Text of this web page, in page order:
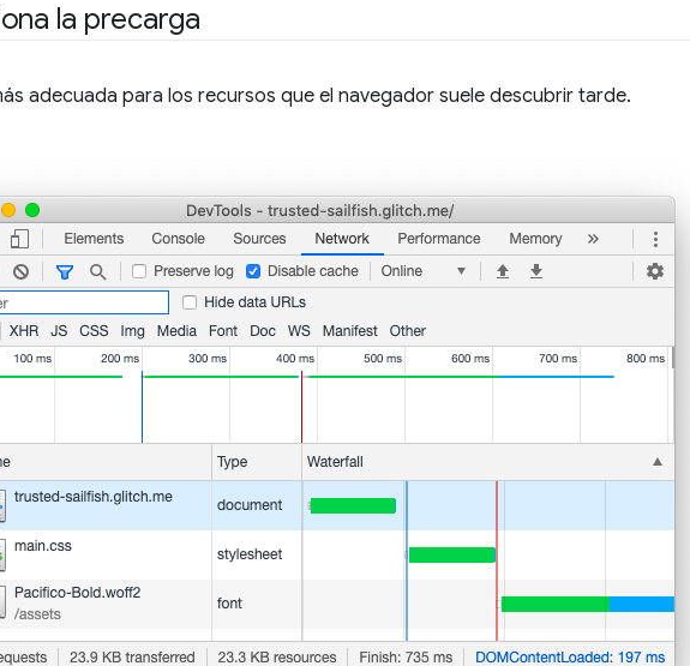
la precarga
adecuada para los recursos que el navegador suele descubrir tarde.